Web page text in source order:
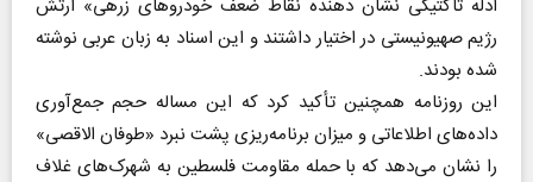
ادله تاکتیکی نشان دهنده نقاط ضعف خودروهای زرهی» ارتش
رژیم صهیونیستی در اختیار داشتند و این اسناد به زبان عربی نوشته
شده بودند.
این روزنامه همچنین تأکید کرد که این مساله حجم جمع‌آوری
داده‌های اطلاعاتی و میزان برنامه‌ریزی پشت نبرد «طوفان الاقصی»
را نشان می‌دهد که با حمله مقاومت فلسطین به شهرک‌های غلاف